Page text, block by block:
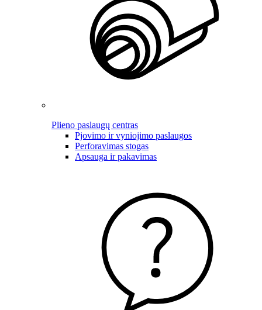
Plieno paslaugų centras
Pjovimo ir vyniojimo paslaugos
Perforavimas stogas
Apsauga ir pakavimas